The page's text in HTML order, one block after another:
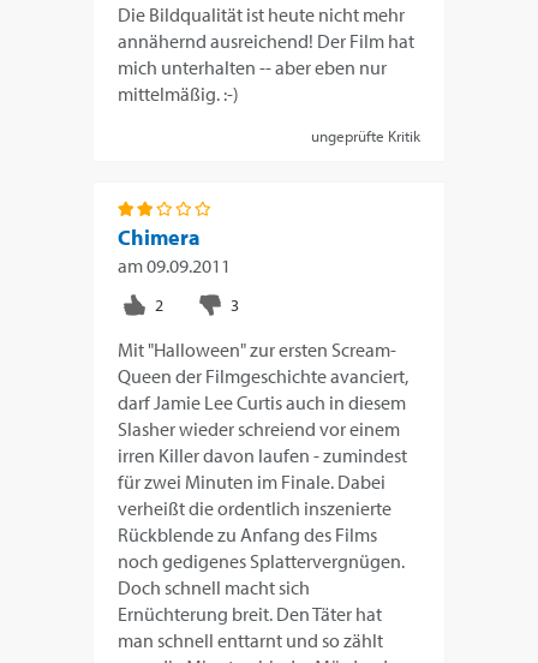
Die Bildqualität ist heute nicht mehr
annähernd ausreichend! Der Film hat
mich unterhalten -- aber eben nur
mittelmäßig. :-)
ungeprüfte Kritik
Chimera
am09.09.2011
Mit "Halloween" zur ersten Scream-
Queen der Filmgeschichte avanciert,
darf Jamie Lee Curtis auch in diesem
Slasher wieder schreiend vor einem
irren Killer davon laufen - zumindest
für zwei Minuten im Finale. Dabei
verheißt die ordentlich inszenierte
Rückblende zu Anfang des Films
noch gedigenes Splattervergnügen.
Doch schnell macht sich
Ernüchterung breit. Den Täter hat
man schnell enttarnt und so zählt